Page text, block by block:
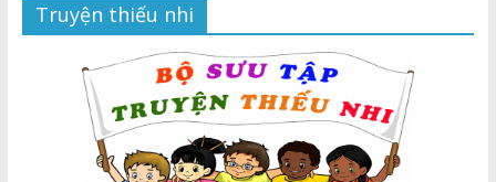
Truyện thiếu nhi